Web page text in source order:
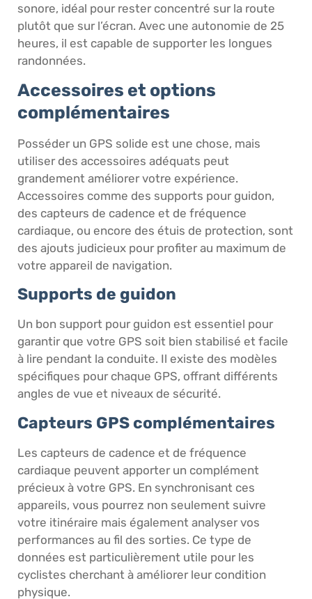
sonore, idéal pour rester concentré sur la route
plutôt que sur l’écran. Avec une autonomie de 25
heures, il est capable de supporter les longues
randonnées.
Accessoires et options
complémentaires
Posséder un GPS solide est une chose, mais
utiliser des accessoires adéquats peut
grandement améliorer votre expérience.
Accessoires comme des supports pour guidon,
des capteurs de cadence et de fréquence
cardiaque, ou encore des étuis de protection, sont
des ajouts judicieux pour profiter au maximum de
votre appareil de navigation.
Supports de guidon
Un bon support pour guidon est essentiel pour
garantir que votre GPS soit bien stabilisé et facile
à lire pendant la conduite. Il existe des modèles
spécifiques pour chaque GPS, offrant différents
angles de vue et niveaux de sécurité.
Capteurs GPS complémentaires
Les capteurs de cadence et de fréquence
cardiaque peuvent apporter un complément
précieux à votre GPS. En synchronisant ces
appareils, vous pourrez non seulement suivre
votre itinéraire mais également analyser vos
performances au fil des sorties. Ce type de
données est particulièrement utile pour les
cyclistes cherchant à améliorer leur condition
physique.